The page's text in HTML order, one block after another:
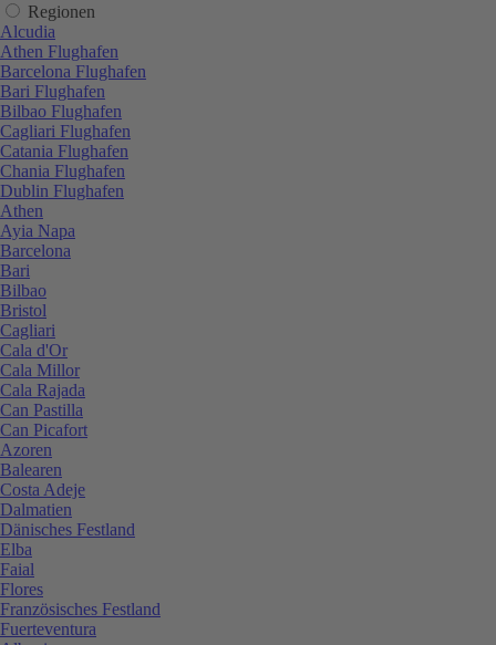
Regionen
Alcudia
Athen Flughafen
Barcelona Flughafen
Bari Flughafen
Bilbao Flughafen
Cagliari Flughafen
Catania Flughafen
Chania Flughafen
Dublin Flughafen
Athen
Ayia Napa
Barcelona
Bari
Bilbao
Bristol
Cagliari
Cala d'Or
Cala Millor
Cala Rajada
Can Pastilla
Can Picafort
Azoren
Balearen
Costa Adeje
Dalmatien
Dänisches Festland
Elba
Faial
Flores
Französisches Festland
Fuerteventura